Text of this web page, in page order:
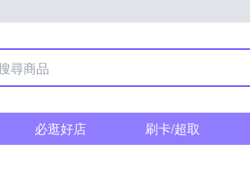
必逛好店 刷卡/超取